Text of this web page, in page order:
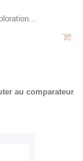
au comparateur